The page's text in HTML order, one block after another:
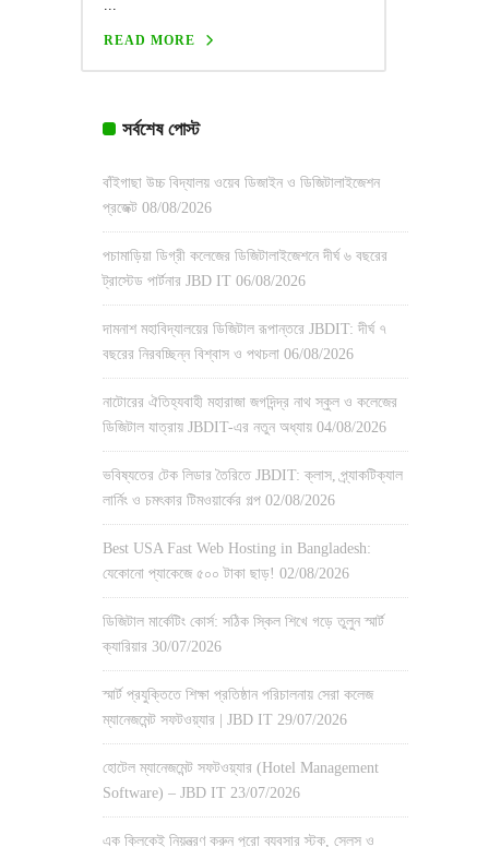
READ MORE
সর্বশেষ পোস্ট
বাঁইগাছা উচ্চ বিদ্যালয় ওয়েব ডিজাইন ও ডিজিটালাইজেশন
প্রজেক্ট 08/08/2026
পচামাড়িয়া ডিগ্রী কলেজের ডিজিটালাইজেশনে দীর্ঘ ৬ বছরের
ট্রাস্টেড পার্টনার JBD IT 06/08/2026
দামনাশ মহাবিদ্যালয়ের ডিজিটাল রূপান্তরে JBDIT: দীর্ঘ ৭
বছরের নিরবচ্ছিন্ন বিশ্বাস ও পথচলা 06/08/2026
নাটোরের ঐতিহ্যবাহী মহারাজা জগদিন্দ্র নাথ স্কুল ও কলেজের
ডিজিটাল যাত্রায় JBDIT-এর নতুন অধ্যায় 04/08/2026
ভবিষ্যতের টেক লিডার তৈরিতে JBDIT: ক্লাস, প্র্যাকটিক্যাল
লার্নিং ও চমৎকার টিমওয়ার্কের গল্প 02/08/2026
Best USA Fast Web Hosting in Bangladesh:
যেকোনো প্যাকেজে ৫০০ টাকা ছাড়! 02/08/2026
ডিজিটাল মার্কেটিং কোর্স: সঠিক স্কিল শিখে গড়ে তুলুন স্মার্ট
ক্যারিয়ার 30/07/2026
স্মার্ট প্রযুক্তিতে শিক্ষা প্রতিষ্ঠান পরিচালনায় সেরা কলেজ
ম্যানেজমেন্ট সফটওয়্যার | JBD IT 29/07/2026
হোটেল ম্যানেজমেন্ট সফটওয়্যার (Hotel Management
Software) – JBD IT 23/07/2026
এক ক্লিকেই নিয়ন্ত্রণ করুন পুরো ব্যবসার স্টক, সেলস ও